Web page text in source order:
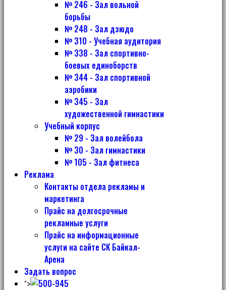
№ 246 - Зал вольной
борьбы
№ 248 - Зал дзюдо
№ 310 - Учебная аудитория
№ 338 - Зал спортивно-
боевых единоборств
№ 344 - Зал спортивной
аэробики
№ 345 - Зал
художественной гимнастики
Учебный корпус
№ 29 - Зал волейбола
№ 30 - Зал гимнастики
№ 105 - Зал фитнеса
Реклама
Контакты отдела рекламы и
маркетинга
Прайс на долгосрочные
рекламные услуги
Прайс на информационные
услуги на сайте СК Байкал-
Арена
Задать вопрос
">